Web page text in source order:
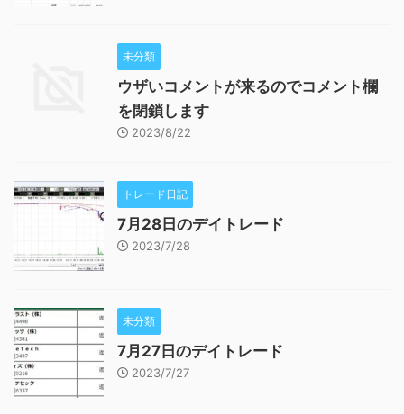
未分類
ウザいコメントが来るのでコメント欄
を閉鎖します
2023/8/22
トレード日記
7月28日のデイトレード
2023/7/28
未分類
7月27日のデイトレード
2023/7/27